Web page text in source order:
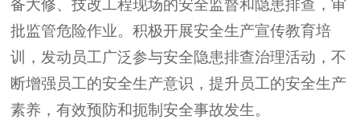
备大修、技改工程现场的安全监督和隐患排查，审
批监管危险作业。积极开展安全生产宣传教育培
训
，发动员工广泛参与安全隐患排查治理活动，不
断增强员工的安全生产意识，提升员工的安全生产
素养 ，有效预防和扼制安全事故发生。